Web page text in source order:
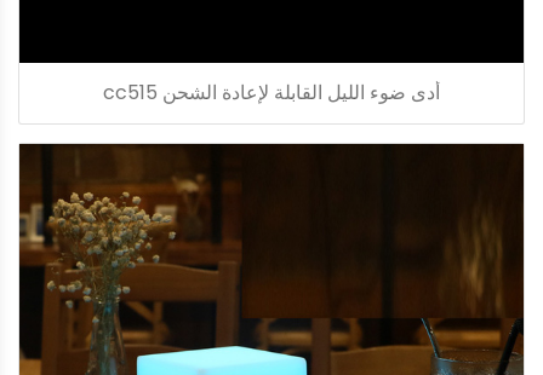
أدى ضوء الليل القابلة لإعادة الشحن cc515